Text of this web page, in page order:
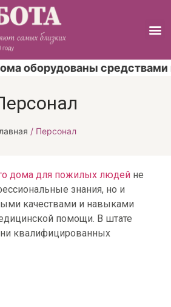
оборудованы средствами
/ Персонал
дома для пожилых людей не
знания, но и
качествами и навыками
помощи. В штате
квалифицированных